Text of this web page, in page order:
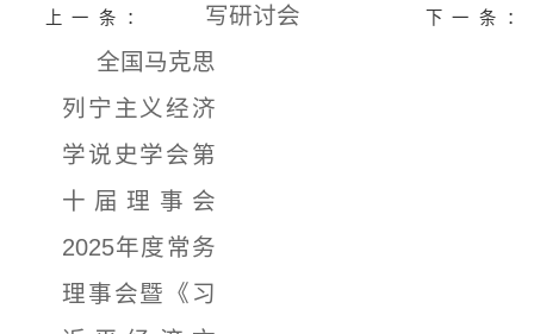
上一条：
写研讨会
下一条：
全国马克思
列宁主义经济
学说史学会第
十届理事会
2025年度常务
理事会暨《习